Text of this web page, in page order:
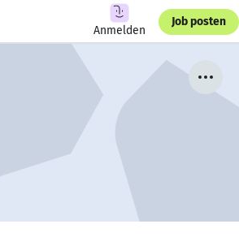
Anmelden
Job posten